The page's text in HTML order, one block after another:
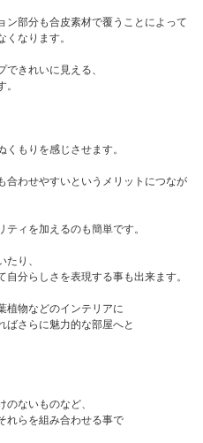
ン部分も合皮素材で覆うことによって
なります。
きれいに見える、
もりを感じさせます。
合わせやすいというメリットにつなが
ィを加えるのも簡単です。
り、
分らしさを表現する事も出来ます。
植物などのインテリアに
ばさらに魅力的な部屋へと
ないものなど、
れらを組み合わせる事で